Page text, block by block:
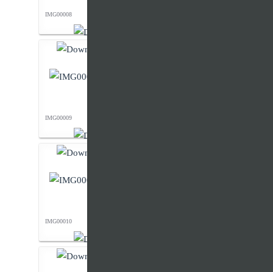
IMG00008
IMG00009
IMG00010